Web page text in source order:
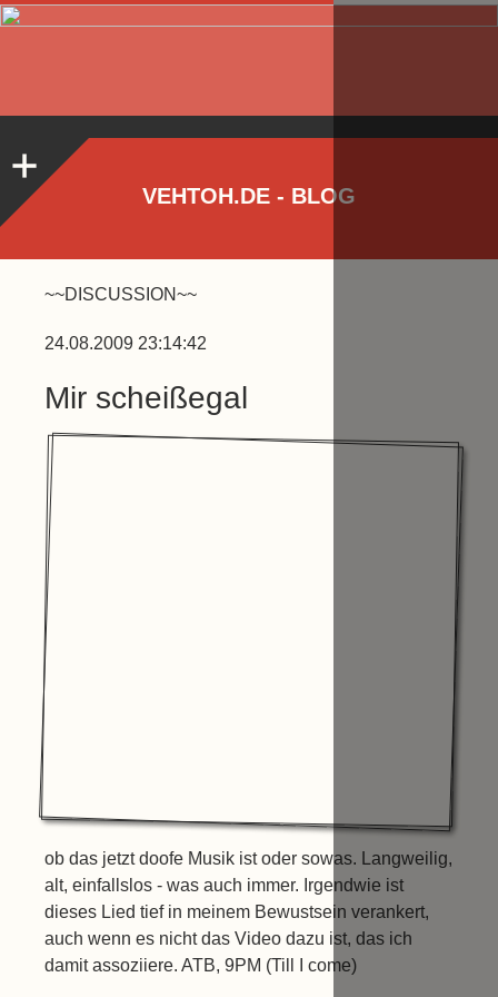
VEHTOH.DE - BLOG
~~DISCUSSION~~
24.08.2009 23:14:42
Mir scheißegal
ob das jetzt doofe Musik ist oder sowas. Langweilig,
alt, einfallslos - was auch immer. Irgendwie ist
dieses Lied tief in meinem Bewustsein verankert,
auch wenn es nicht das Video dazu ist, das ich
damit assoziiere. ATB, 9PM (Till I come)